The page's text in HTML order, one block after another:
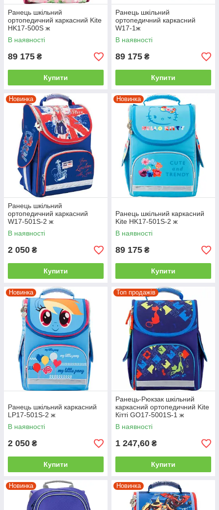
Ранець шкільний
ортопедичний каркасний Kite
HK17-500S ж
В наявності
89 175 ₴
Купити
Ранець шкільний
ортопедичний каркасний
W17-1ж
В наявності
89 175 ₴
Купити
Новинка
Ранець шкільний
ортопедичний каркасний
W17-501S-2 ж
В наявності
2 050 ₴
Купити
Новинка
Ранець шкільний каркасний
Kite HK17-501S-2 ж
В наявності
89 175 ₴
Купити
Новинка
Ранець шкільний каркасний
LP17-501S-2 ж
В наявності
2 050 ₴
Купити
Топ продажів
Ранець-Рюкзак шкільний
каркасний ортопедичний Kite
Кітті GO17-5001S-1 ж
В наявності
1 247,60 ₴
Купити
Новинка Новинка